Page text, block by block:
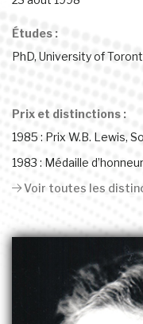
Études :
PhD, University of
Prix et distinctions :
1985 : Prix W.B. Lewis,
1983 : Médaille
Voir toutes les